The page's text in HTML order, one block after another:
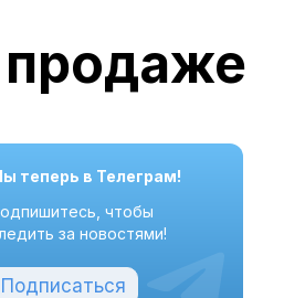
теперь в Телеграм!
чтобы
за новостями!
Подписаться